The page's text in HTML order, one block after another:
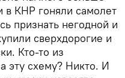
КНР гоняли самолет
признать негодной и
сверхдорогие и
Кто-то из
эту схему? Никто. И